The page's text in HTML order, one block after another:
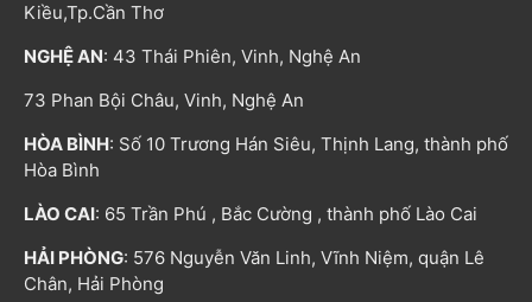
Kiều,Tp.Cần Thơ
NGHỆ AN: 43 Thái Phiên, Vinh, Nghệ An
73 Phan Bội Châu, Vinh, Nghệ An
HÒA BÌNH: Số 10 Trương Hán Siêu, Thịnh Lang, thành phố
Hòa Bình
LÀO CAI: 65 Trần Phú , Bắc Cường , thành phố Lào Cai
HẢI PHÒNG: 576 Nguyễn Văn Linh, Vĩnh Niệm, quận Lê
Chân, Hải Phòng